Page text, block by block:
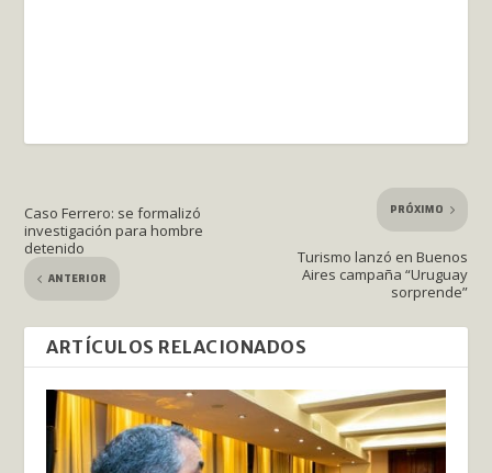
Caso Ferrero: se formalizó
investigación para hombre
detenido
ANTERIOR
PRÓXIMO
Turismo lanzó en Buenos
Aires campaña “Uruguay
sorprende”
ARTÍCULOS RELACIONADOS